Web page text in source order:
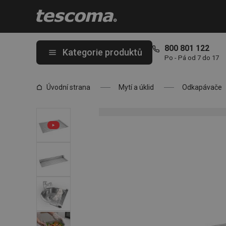
Kategorie produktů 800 801 122
Po - Pá od 7 do 17
Úvodní strana Mytí a úklid Odkapávače